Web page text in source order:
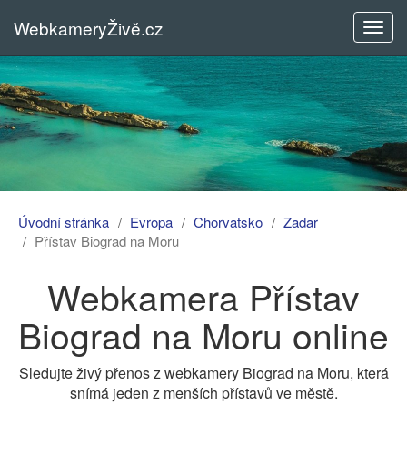
menu
WebkameryŽivě.cz
Úvodní stránka Evropa Chorvatsko
Zadar
Přístav Biograd na Moru
Webkamera Přístav
Biograd na Moru online
Sledujte živý přenos z webkamery Biograd na Moru, která
snímá jeden z menších přístavů ve městě.